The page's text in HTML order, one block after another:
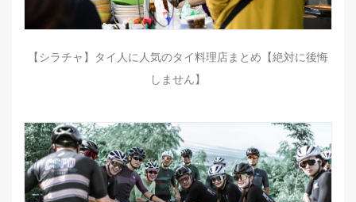
【シラチャ】タイ人に人気のタイ料理店まとめ【絶対に後悔
しません】